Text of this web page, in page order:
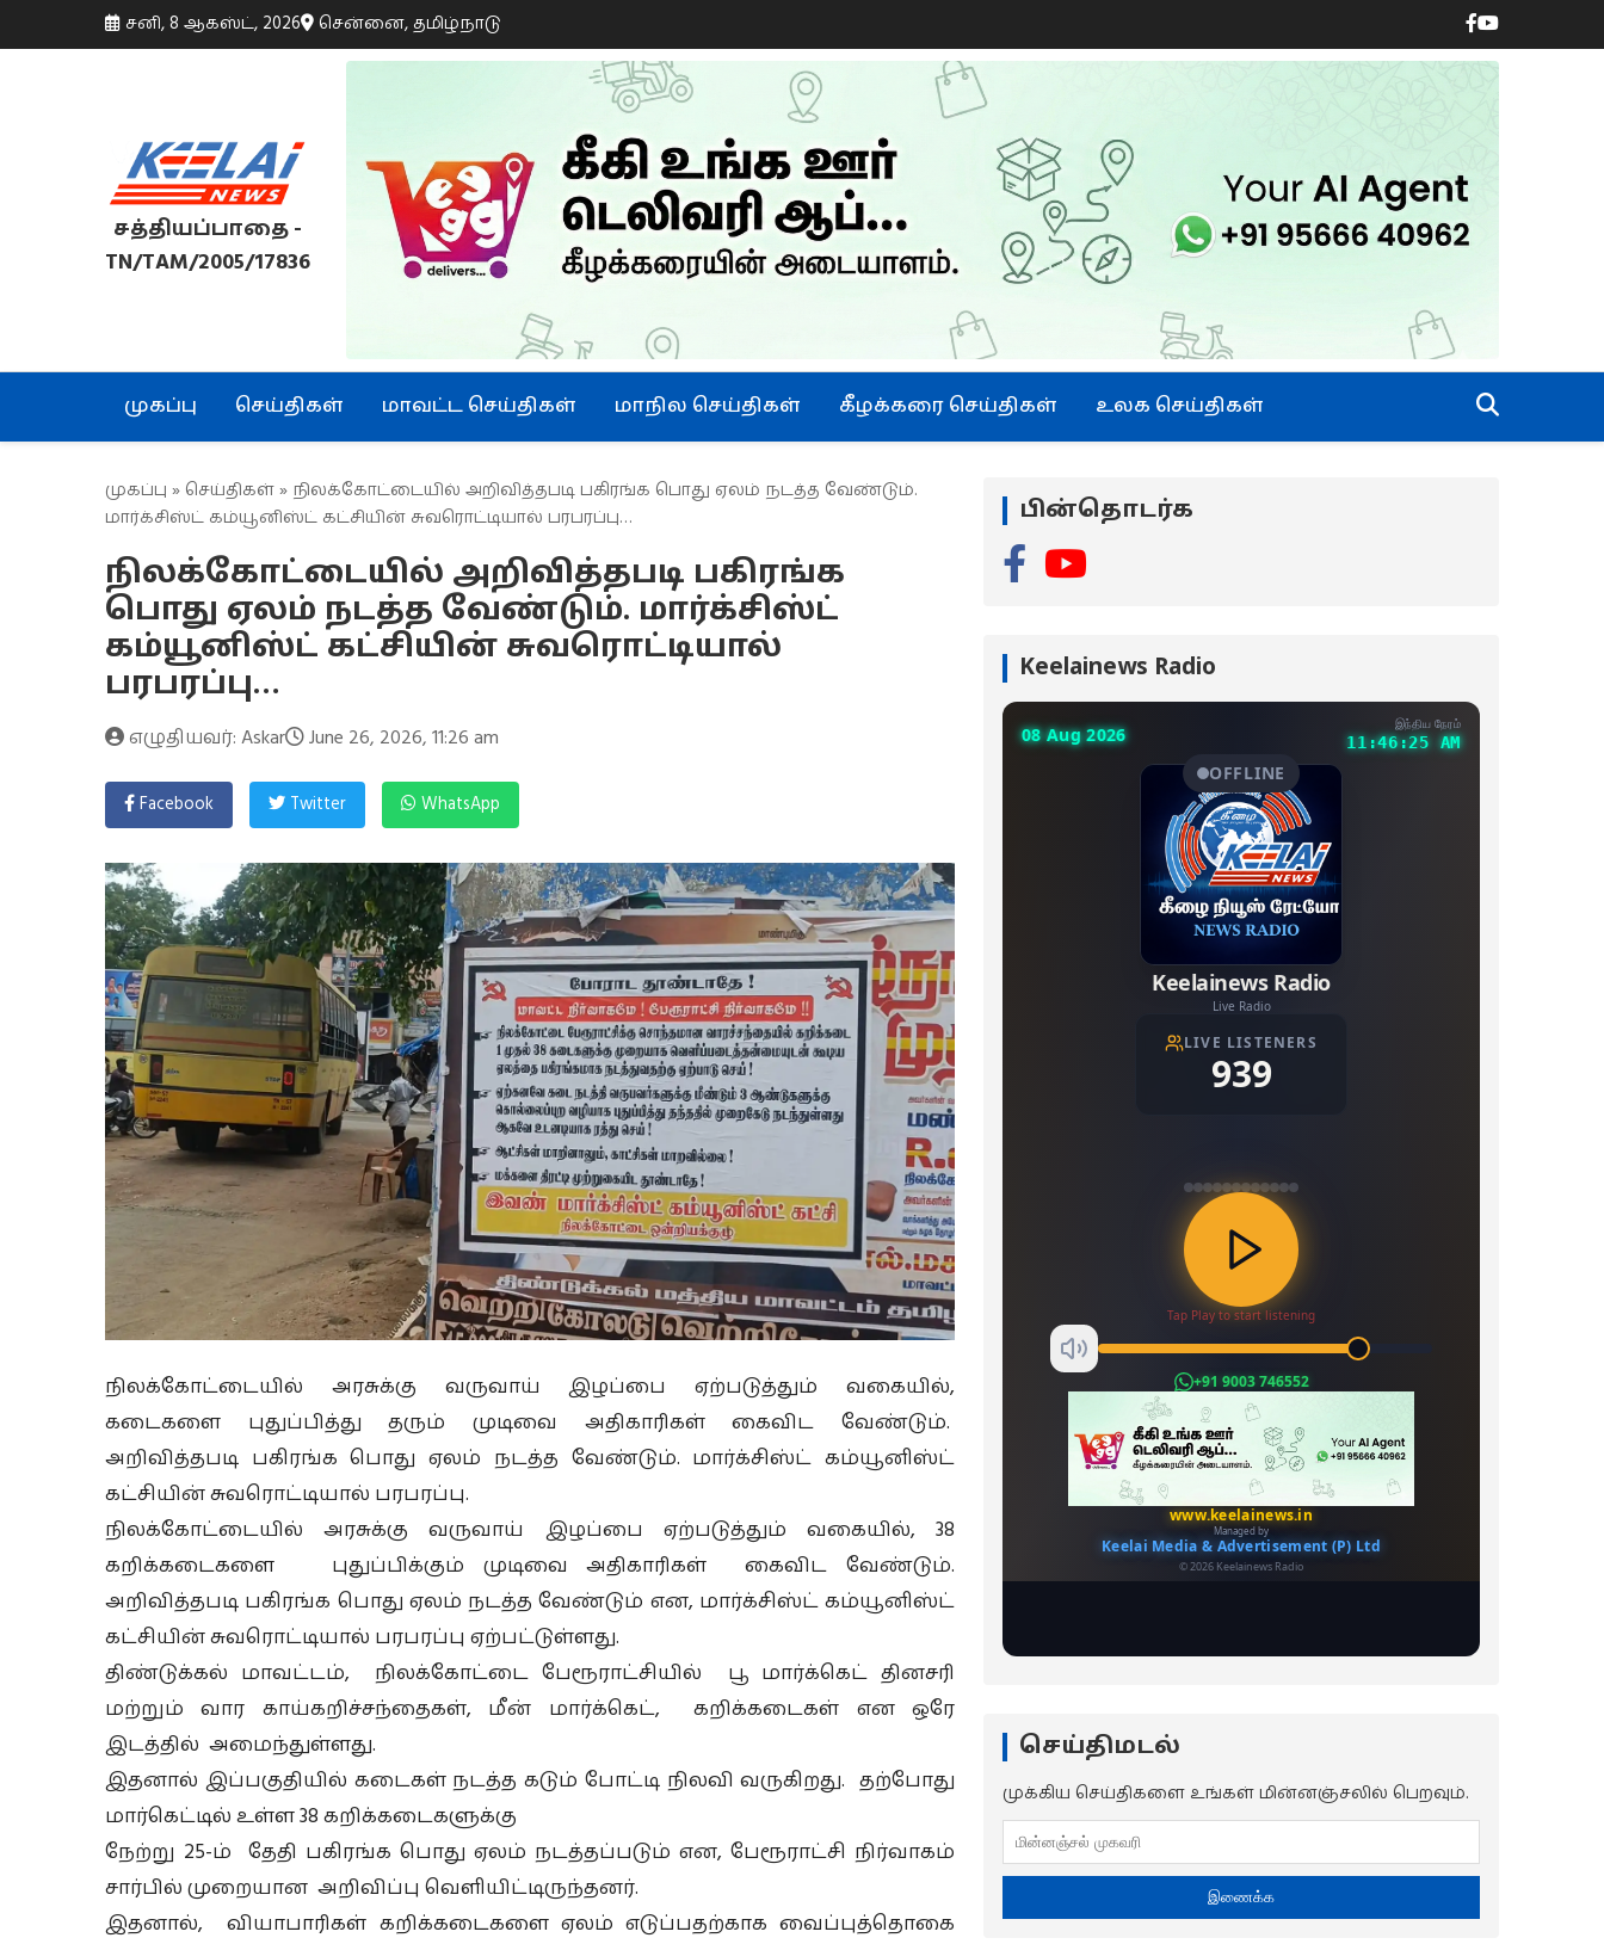
சனி, 8 ஆகஸ்ட், 2026 சென்னை, தமிழ்நாடு
சத்தியப்பாதை -
TN/TAM/2005/17836
முகப்பு செய்திகள் மாவட்ட செய்திகள் மாநில செய்திகள் கீழக்கரை செய்திகள் உலக செய்திகள்
முகப்பு » செய்திகள் » நிலக்கோட்டையில் அறிவித்தபடி பகிரங்க பொது ஏலம் நடத்த வேண்டும்.
மார்க்சிஸ்ட் கம்யூனிஸ்ட் கட்சியின் சுவரொட்டியால் பரபரப்பு…
நிலக்கோட்டையில் அறிவித்தபடி பகிரங்க
பொது ஏலம் நடத்த வேண்டும். மார்க்சிஸ்ட்
கம்யூனிஸ்ட் கட்சியின் சுவரொட்டியால்
பரபரப்பு…
எழுதியவர்: Askar June 26, 2026, 11:26 am
Facebook Twitter WhatsApp
நிலக்கோட்டையில் அரசுக்கு வருவாய் இழப்பை ஏற்படுத்தும் வகையில்,
கடைகளை புதுப்பித்து தரும் முடிவை அதிகாரிகள் கைவிட வேண்டும்.
அறிவித்தபடி பகிரங்க பொது ஏலம் நடத்த வேண்டும். மார்க்சிஸ்ட் கம்யூனிஸ்ட்
கட்சியின் சுவரொட்டியால் பரபரப்பு.
நிலக்கோட்டையில் அரசுக்கு வருவாய் இழப்பை ஏற்படுத்தும் வகையில், 38
கறிக்கடைகளை புதுப்பிக்கும் முடிவை அதிகாரிகள் கைவிட வேண்டும்.
அறிவித்தபடி பகிரங்க பொது ஏலம் நடத்த வேண்டும் என, மார்க்சிஸ்ட் கம்யூனிஸ்ட்
கட்சியின் சுவரொட்டியால் பரபரப்பு ஏற்பட்டுள்ளது.
திண்டுக்கல் மாவட்டம், நிலக்கோட்டை பேரூராட்சியில் பூ மார்க்கெட் தினசரி
மற்றும் வார காய்கறிச்சந்தைகள், மீன் மார்க்கெட், கறிக்கடைகள் என ஒரே
இடத்தில் அமைந்துள்ளது.
இதனால் இப்பகுதியில் கடைகள் நடத்த கடும் போட்டி நிலவி வருகிறது. தற்போது
மார்கெட்டில் உள்ள 38 கறிக்கடைகளுக்கு
நேற்று 25-ம் தேதி பகிரங்க பொது ஏலம் நடத்தப்படும் என, பேரூராட்சி நிர்வாகம்
சார்பில் முறையான அறிவிப்பு வெளியிட்டிருந்தனர்.
இதனால், வியாபாரிகள் கறிக்கடைகளை ஏலம் எடுப்பதற்காக வைப்புத்தொகை
பின்தொடர்க
Keelainews Radio
செய்திமடல்
முக்கிய செய்திகளை உங்கள் மின்னஞ்சலில் பெறவும்.
இணைக்க